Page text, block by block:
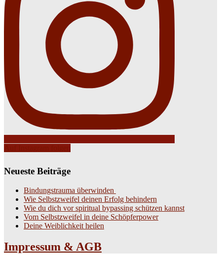
Neueste Beiträge
Bindungstrauma überwinden
Wie Selbstzweifel deinen Erfolg behindern
Wie du dich vor spiritual bypassing schützen kannst
Vom Selbstzweifel in deine Schöpferpower
Deine Weiblichkeit heilen
Impressum & AGB